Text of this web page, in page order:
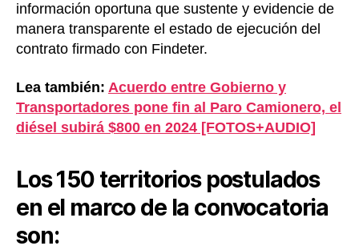
información oportuna que sustente y evidencie de
manera transparente el estado de ejecución del
contrato firmado con Findeter.
Lea también: Acuerdo entre Gobierno y
Transportadores pone fin al Paro Camionero, el
diésel subirá $800 en 2024 [FOTOS+AUDIO]
Los 150 territorios postulados
en el marco de la convocatoria
son: